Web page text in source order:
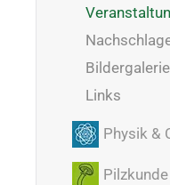
Bildergalerie
Links
Physik &
Pilzkunde